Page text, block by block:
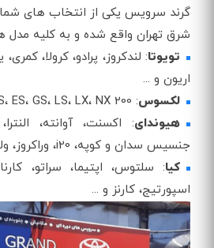
گرند سرویس یکی از انتخاب های
شرق تهران واقع شده و به کلیه مدل
تویوتا
اریون و ...
لکسوس: IS، ES، GS، LS، LX، NX 200 و NX300 و ...
هیوندای: اکسنت، آوانته،
جنسیس سدان و کوپه، i20، وراکروز، ولستر و ...
کیا: سلتوس، اپتیما، سراتو،
اسپورتیج، کارنز و ...